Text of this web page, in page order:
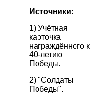
Источники:
1) Учётная
карточка
награждённого к
40-летию
Победы.
2) "Солдаты
Победы".